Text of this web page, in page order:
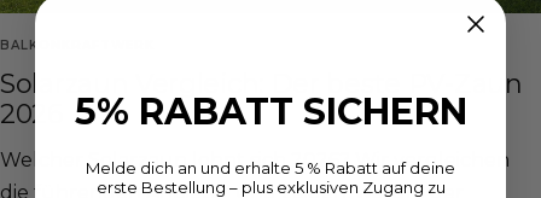
BALKONKRAFTWERK
Solarzaun Vergleich: Der beste PV-Zaun
2026
Welcher Solarzaun lohnt sich 2026? Wir vergleichen
die führenden Anbieter und zeigen, warum der
5% RABATT SICHERN
Melde dich an und erhalte 5 % Rabatt auf deine
erste Bestellung – plus exklusiven Zugang zu